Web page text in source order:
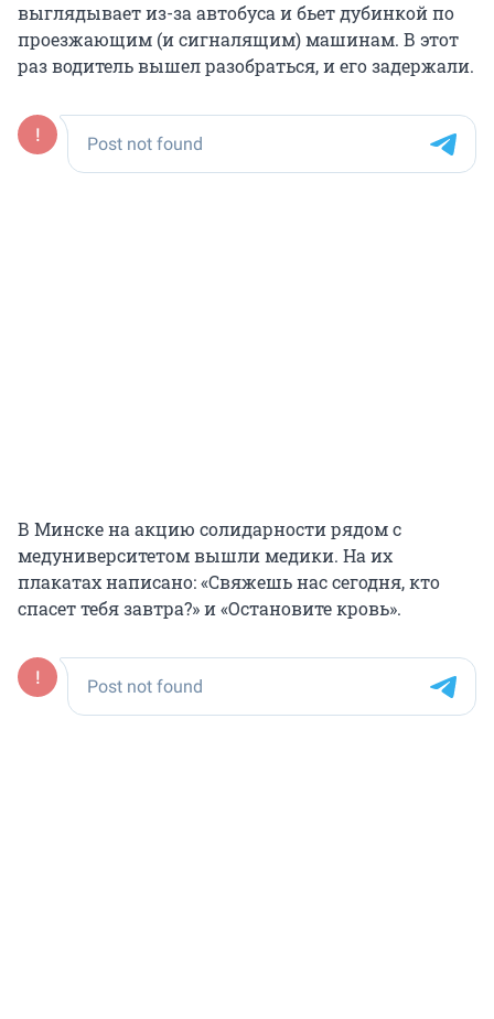
выглядывает из-за автобуса и бьет дубинкой по
проезжающим (и сигналящим) машинам. В этот
раз водитель вышел разобраться, и его задержали.
В Минске на акцию солидарности рядом с
медуниверситетом вышли медики. На их
плакатах написано: «Свяжешь нас сегодня, кто
спасет тебя завтра?» и «Остановите кровь».